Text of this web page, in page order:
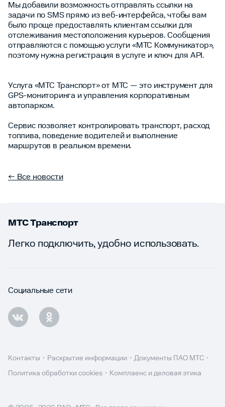
Мы добавили возможность отправлять ссылки на
задачи по SMS прямо из веб-интерфейса, чтобы вам
было проще предоставлять клиентам ссылки для
отслеживания местоположения курьеров. Сообщения
отправляются с помощью услуги «МТС Коммуникатор»,
поэтому нужна регистрация в услуге и ключ для API.
Услуга «МТС Транспорт» от МТС — это инструмент для
GPS-мониторинга и управления корпоративным
автопарком.
Сервис позволяет контролировать транспорт, расход
топлива, поведение водителей и выполнение
маршрутов в реальном времени.
← Все новости
МТС Транспорт
Легко подключить, удобно использовать.
Социальные сети
Контакты Раскрытие информации
Документы ПАО МТС
Политика обработки cookies
Комплаенс и деловая этика